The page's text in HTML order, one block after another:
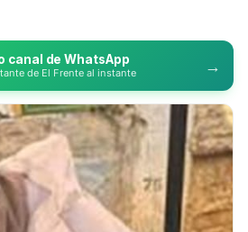
canal de WhatsApp
de El Frente al instante →